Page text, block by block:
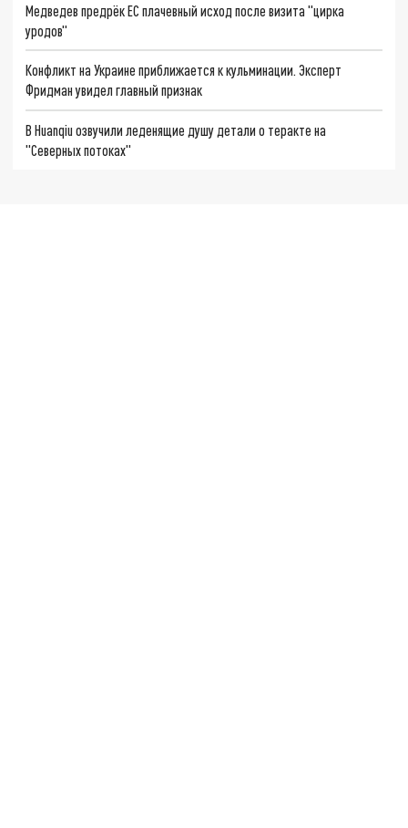
Медведев предрёк ЕС плачевный исход после визита "цирка
уродов"
Конфликт на Украине приближается к кульминации. Эксперт
Фридман увидел главный признак
В Huanqiu озвучили леденящие душу детали о теракте на
"Северных потоках"